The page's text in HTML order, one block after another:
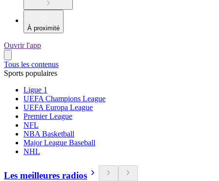
À proximité
Ouvrir l'app
Tous les contenus
Sports populaires
Ligue 1
UEFA Champions League
UEFA Europa League
Premier League
NFL
NBA Basketball
Major League Baseball
NHL
Les meilleures radios